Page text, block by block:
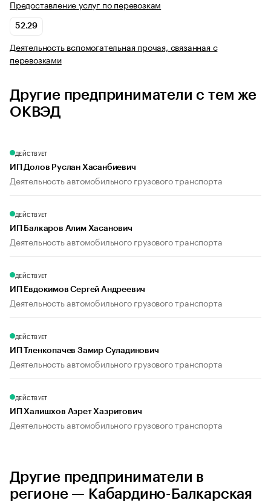
Предоставление услуг по перевозкам
52.29
Деятельность вспомогательная прочая, связанная с
перевозками
Другие предприниматели с тем же
ОКВЭД
ДЕЙСТВУЕТ
ИП Долов Руслан Хасанбиевич
Деятельность автомобильного грузового транспорта
ДЕЙСТВУЕТ
ИП Балкаров Алим Хасанович
Деятельность автомобильного грузового транспорта
ДЕЙСТВУЕТ
ИП Евдокимов Сергей Андреевич
Деятельность автомобильного грузового транспорта
ДЕЙСТВУЕТ
ИП Тленкопачев Замир Суладинович
Деятельность автомобильного грузового транспорта
ДЕЙСТВУЕТ
ИП Халишхов Азрет Хазритович
Деятельность автомобильного грузового транспорта
Другие предприниматели в
регионе — Кабардино-Балкарская